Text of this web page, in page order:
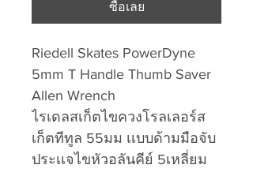
ซื้อเลย
Riedell Skates PowerDyne
5mm T Handle Thumb Saver
Allen Wrench
ไรเดลสเก็ตไขควงโรลเลอร์ส
เก็ตทีทูล 55มม เเบบด้ามมือจับ
ประเเจไขหัวอลันคีย์ 5เหลี่ยม